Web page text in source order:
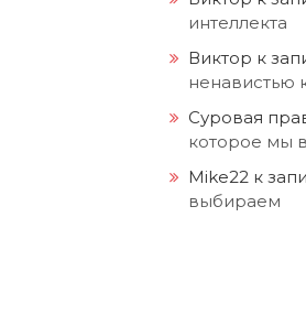
интеллекта
Виктор к
ненавистью
Суровая
которое мы
Mike22 к
выбираем